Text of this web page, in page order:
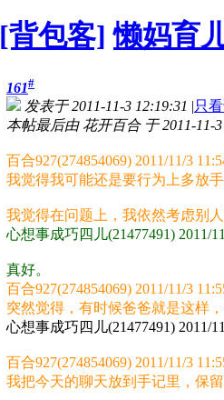
[背包客] 懒妈育
161#
发表于 2011-11-3 12:19:31 |只
本帖最后由 花开百合 于 2011-11-
百合927(274854069) 2011/11/3
我觉得我可能还是要行为上多放
我觉得在问题上，我依然考虑别
心想事成巧四儿(21477491) 2011/
真好。
百合927(274854069) 2011/11/3
突然觉得，有时候爸爸就是这样
心想事成巧四儿(21477491) 2011/
百合927(274854069) 2011/11/3
我把今天的聊天放到手记里，保